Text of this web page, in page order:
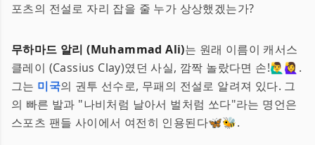
포츠의 전설로 자리 잡을 줄 누가 상상했겠는가?
무하마드 알리 (Muhammad Ali)는 원래 이름이 캐서스
클레이 (Cassius Clay)였던 사실, 깜짝 놀랐다면 손!🙋‍♂️🙋‍♀️.
그는 미국의 권투 선수로, 무패의 전설로 알려져 있다. 그
의 빠른 발과 "나비처럼 날아서 벌처럼 쏘다"라는 명언은
스포츠 팬들 사이에서 여전히 인용된다🦋🐝.